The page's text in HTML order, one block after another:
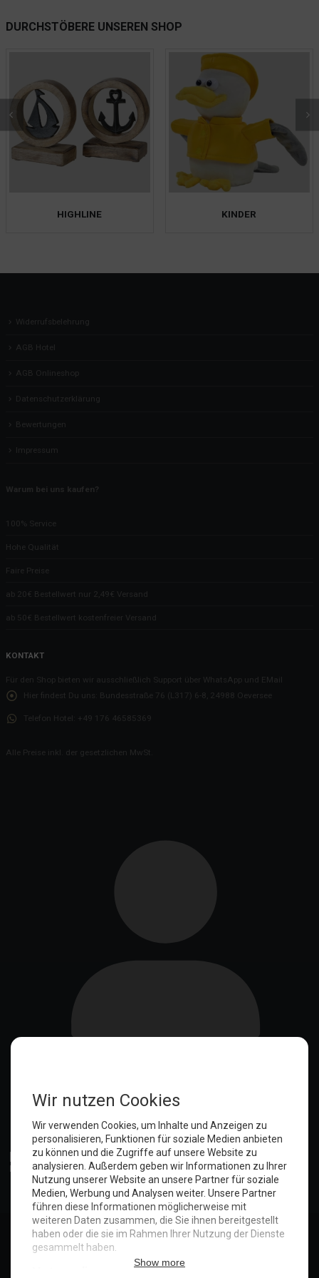
DURCHSTÖBERE UNSEREN SHOP
HIGHLINE KINDER
Widerrufsbelehrung
AGB Hotel
AGB Onlineshop
Datenschutzerklärung
Bewertungen
Impressum
Warum bei uns kaufen?
100% Service
Hohe Qualität
Faire Preise
ab 20€ Bestellwert nur 2,49€ Versand
ab 50€ Bestellwert kostenfreier Versand
KONTAKT
Für den Shop bieten wir ausschließlich Support über WhatsApp und EMail
Hier findest Du uns:
Bundesstraße 76 (L317) 6-8, 24988 Oeversee
Telefon Hotel: +49 176 46585369
Alle Preise inkl. der gesetzlichen MwSt.
Anmelden
© Copyright 2025. Hotel Seeblick | Maritim Shop